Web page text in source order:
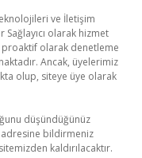
ve İletişim
Sağlayıcı olarak hizmet
olarak denetleme
Ancak, üyelerimiz
olup, siteye üye olarak
düşündüğünüz
adresine bildirmeniz
kaldırılacaktır.